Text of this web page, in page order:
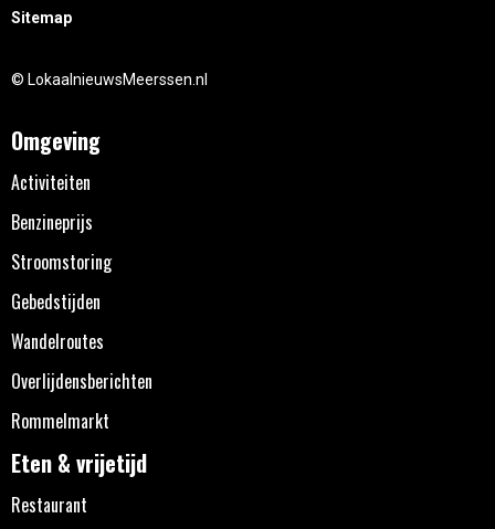
Sitemap
© LokaalnieuwsMeerssen.nl
Omgeving
Activiteiten
Benzineprijs
Stroomstoring
Gebedstijden
Wandelroutes
Overlijdensberichten
Rommelmarkt
Eten & vrijetijd
Restaurant